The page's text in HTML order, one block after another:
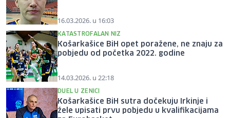
16.03.2026. u 16:03
KATASTROFALAN NIZ
Košarkašice BiH opet poražene, ne znaju za
pobjedu od početka 2022. godine
14.03.2026. u 22:18
DUEL U ZENICI
Košarkašice BiH sutra dočekuju Irkinje i
žele upisati prvu pobjedu u kvalifikacijama